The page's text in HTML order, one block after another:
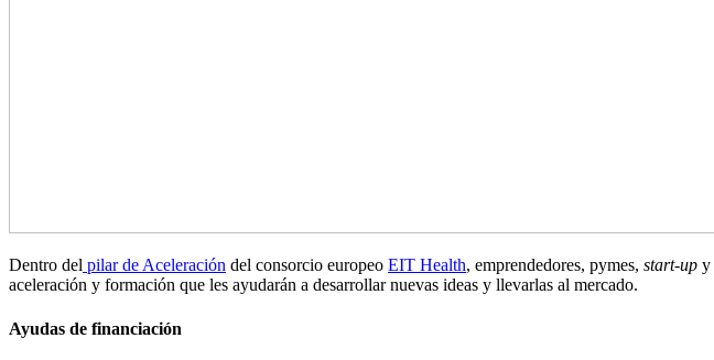
Dentro del pilar de Aceleración del consorcio europeo EIT Health, emprendedores, pymes, start-up y
aceleración y formación que les ayudarán a desarrollar nuevas ideas y llevarlas al mercado.
Ayudas de financiación